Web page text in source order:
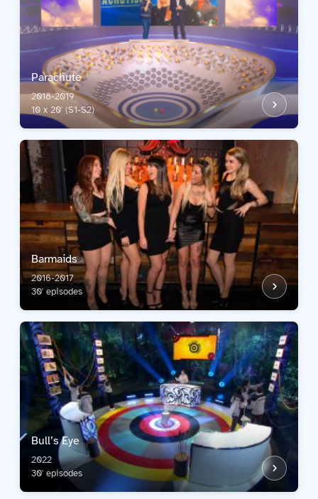
Parachute
2018-2019
10 x 20' (S1-S2)
Barmaids
2016-2017
30' episodes
Bull’s Eye
2022
30' episodes